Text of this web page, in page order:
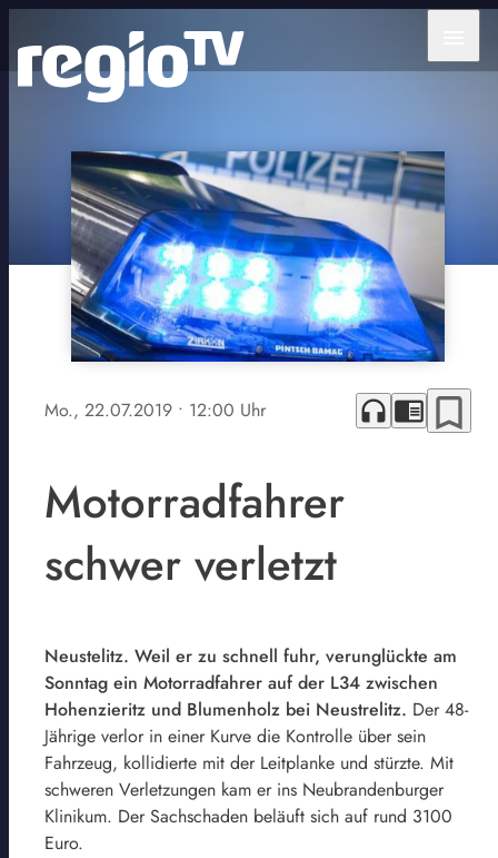
Mo., 22.07.2019 • 12:00 Uhr headphones chrome_reader_mode bookmark_border
Motorradfahrer
schwer verletzt
Neustelitz. Weil er zu schnell fuhr, verunglückte am
Sonntag ein Motorradfahrer auf der L34 zwischen
Hohenzieritz und Blumenholz bei Neustrelitz. Der 48-
Jährige verlor in einer Kurve die Kontrolle über sein
Fahrzeug, kollidierte mit der Leitplanke und stürzte. Mit
schweren Verletzungen kam er ins Neubrandenburger
Klinikum. Der Sachschaden beläuft sich auf rund 3100
Euro.